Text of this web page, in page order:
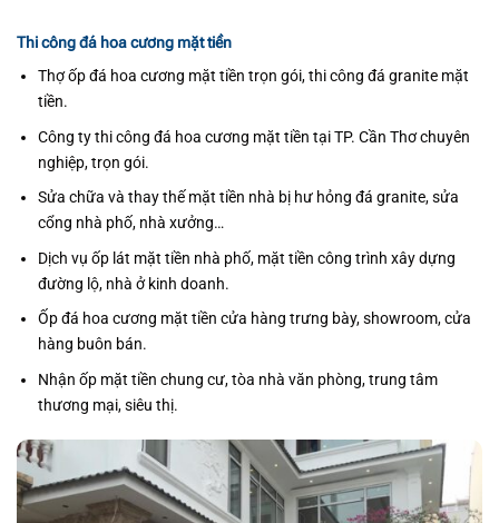
Thi công đá hoa cương mặt tiền
Thợ ốp đá hoa cương mặt tiền trọn gói, thi công đá granite mặt
tiền.
Công ty thi công đá hoa cương mặt tiền tại TP. Cần Thơ chuyên
nghiệp, trọn gói.
Sửa chữa và thay thế mặt tiền nhà bị hư hỏng đá granite, sửa
cổng nhà phố, nhà xưởng…
Dịch vụ ốp lát mặt tiền nhà phố, mặt tiền công trình xây dựng
đường lộ, nhà ở kinh doanh.
Ốp đá hoa cương mặt tiền cửa hàng trưng bày, showroom, cửa
hàng buôn bán.
Nhận ốp mặt tiền chung cư, tòa nhà văn phòng, trung tâm
thương mại, siêu thị.